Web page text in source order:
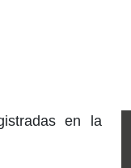
en la